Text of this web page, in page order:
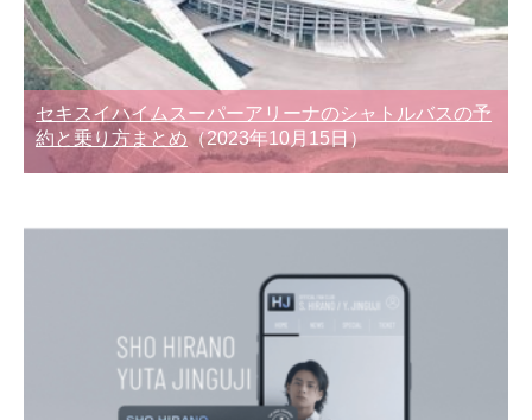
セキスイハイムスーパーアリーナのシャトルバスの予
約と乗り方まとめ （2023年10月15日）